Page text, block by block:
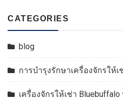
CATEGORIES
blog
การบำรุงรักษาเครื่องจักรให้เ
เครื่องจักรให้เช่า